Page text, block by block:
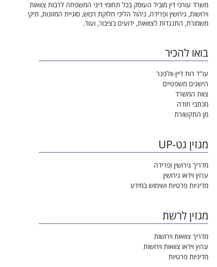
משרד עורכי דין מוביל העוסק בכל תחומי דיני המשפחה לרבות צוואות
וירושות, גירושין ופרידה, ניהול הליכי חלוקת רכוש, סוגיית המזונות, תיקי
משמורת, התנגדות לצוואות, ידועים בציבור, ועוד.
בואו להכיר
עו"ד רות דיין-וולפנר
הישגים משפטיים
צוות המשרד
מכתבי תודה
מן התקשורת
מגזין גט-UP
מדריך גירושין ופרידה
ערוץ וידאו גירושין
מדיניות פרטיות ושימוש במידע
מגזין לרשת
מדריך צוואות וירושות
ערוץ וידאו צוואות וירושות
מדיניות פרטיות